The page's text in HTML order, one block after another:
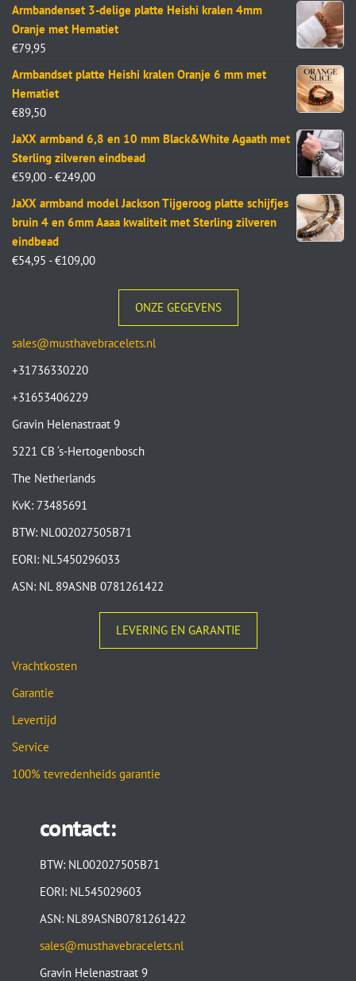
Armbandenset 3-delige platte Heishi kralen 4mm
Oranje met Hematiet
€79,95
Armbandset platte Heishi kralen Oranje 6 mm met
Hematiet
€89,50
JaXX armband 6,8 en 10 mm Black&White Agaath met
Sterling zilveren eindbead
€59,00 - €249,00
JaXX armband model Jackson Tijgeroog platte schijfjes
bruin 4 en 6mm Aaaa kwaliteit met Sterling zilveren
eindbead
€54,95 - €109,00
ONZE GEGEVENS
sales@musthavebracelets.nl
+31736330220
+31653406229
Gravin Helenastraat 9
5221 CB ‘s-Hertogenbosch
The Netherlands
KvK: 73485691
BTW: NL002027505B71
EORI: NL5450296033
ASN: NL 89ASNB 0781261422
LEVERING EN GARANTIE
Vrachtkosten
Garantie
Levertijd
Service
100% tevredenheids garantie
contact:
BTW: NL002027505B71
EORI: NL545029603
ASN: NL89ASNB0781261422
sales@musthavebracelets.nl
Gravin Helenastraat 9